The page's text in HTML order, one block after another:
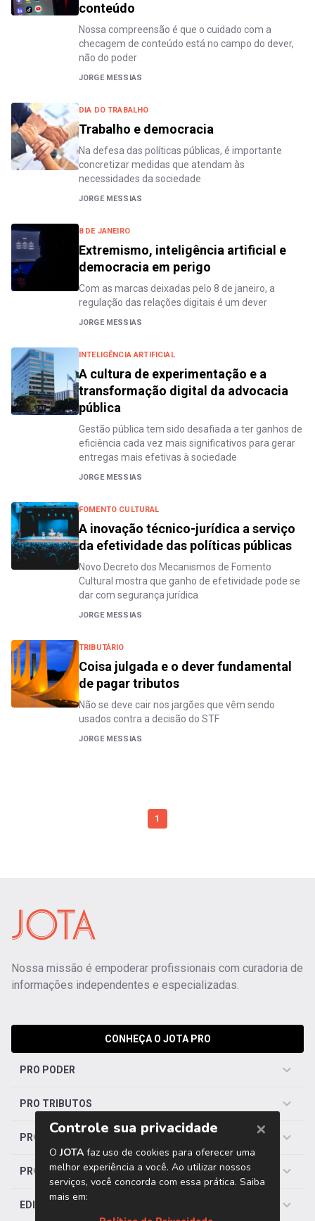
conteúdo
Nossa compreensão é que o cuidado com a
checagem de conteúdo está no campo do dever,
não do poder
JORGE MESSIAS
DIA DO TRABALHO
Trabalho e democracia
Na defesa das políticas públicas, é importante
concretizar medidas que atendam às
necessidades da sociedade
JORGE MESSIAS
8 DE JANEIRO
Extremismo, inteligência artificial e
democracia em perigo
Com as marcas deixadas pelo 8 de janeiro, a
regulação das relações digitais é um dever
JORGE MESSIAS
INTELIGÊNCIA ARTIFICIAL
A cultura de experimentação e a
transformação digital da advocacia
pública
Gestão pública tem sido desafiada a ter ganhos de
eficiência cada vez mais significativos para gerar
entregas mais efetivas à sociedade
JORGE MESSIAS
FOMENTO CULTURAL
A inovação técnico-jurídica a serviço
da efetividade das políticas públicas
Novo Decreto dos Mecanismos de Fomento
Cultural mostra que ganho de efetividade pode se
dar com segurança jurídica
JORGE MESSIAS
TRIBUTÁRIO
Coisa julgada e o dever fundamental
de pagar tributos
Não se deve cair nos jargões que vêm sendo
usados contra a decisão do STF
JORGE MESSIAS
1
Nossa missão é empoderar profissionais com curadoria de
informações independentes e especializadas.
CONHEÇA O JOTA PRO
PRO PODER
PRO TRIBUTOS
PRO TRABALHISTA
PRO SAÚDE
EDITORIAS